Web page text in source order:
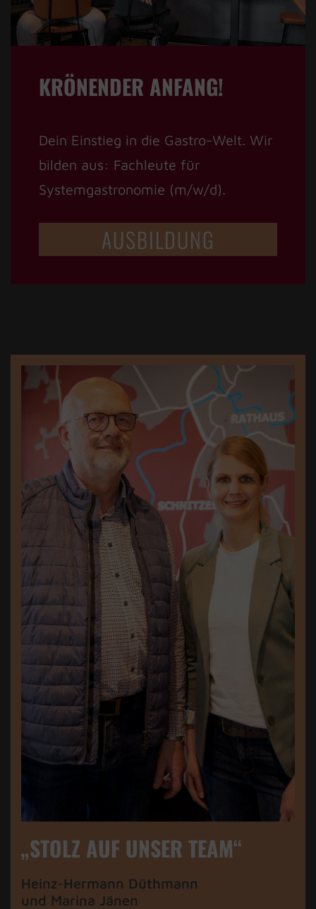
KRÖNENDER ANFANG!
Dein Einstieg in die Gastro-Welt. Wir
bilden aus: Fachleute für
Systemgastronomie (m/w/d).
AUSBILDUNG
„STOLZ AUF UNSER TEAM“
Heinz-Hermann Düthmann
und Marina Jänen